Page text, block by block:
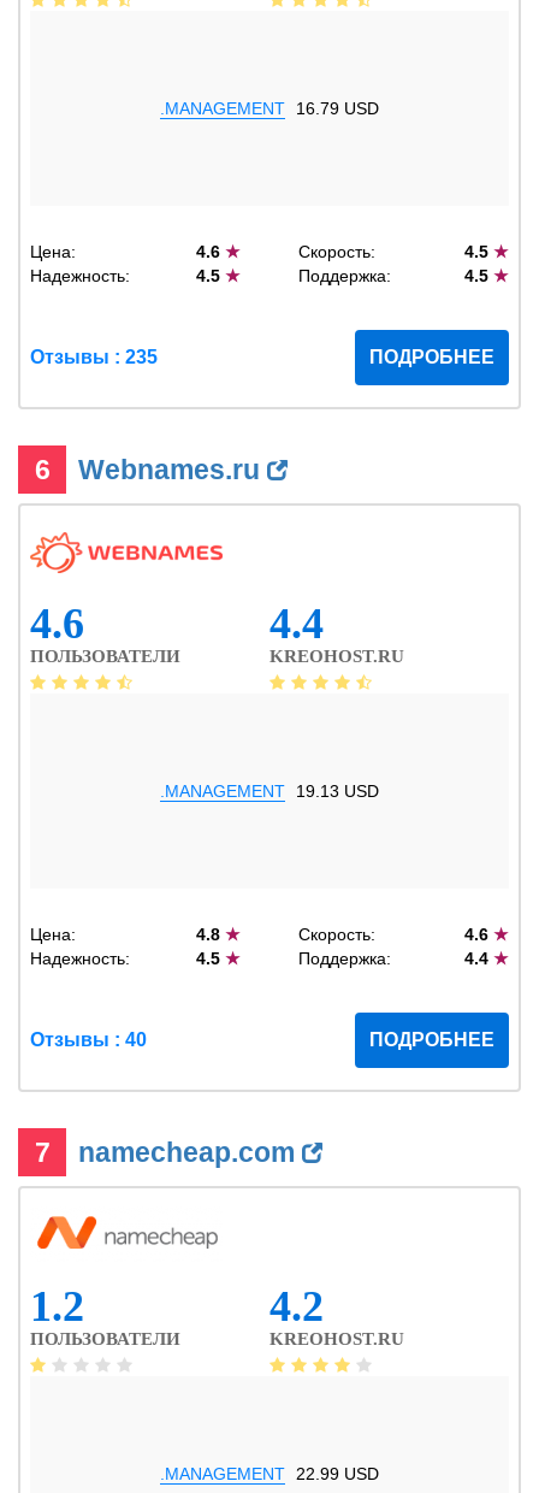
.MANAGEMENT 16.79 USD
Цена: 4.6★ Скорость: 4.5 ★
Надежность:
4.5★ Поддержка: 4.5 ★
Отзывы : 235 ПОДРОБНЕЕ
6 Webnames.ru
4.6
ПОЛЬЗОВАТЕЛИ
4.4
KREOHOST.RU
.MANAGEMENT 19.13 USD
Цена: 4.8★ Скорость: 4.6 ★
Надежность:
4.5★ Поддержка: 4.4 ★
Отзывы : 40 ПОДРОБНЕЕ
7 namecheap.com
1.2
ПОЛЬЗОВАТЕЛИ
4.2
KREOHOST.RU
.MANAGEMENT 22.99 USD